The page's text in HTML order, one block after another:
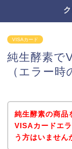
VISAカード
純生酵素で
（エラー時
純生酵素の商品
VISAカードエ
う方はいません